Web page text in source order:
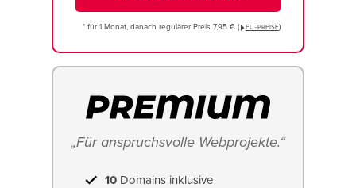
* für 1 Monat, danach regulärer Preis 7,95 € ( EU−PREISE)
„Für anspruchsvolle Webprojekte.“
10 Domains inklusive